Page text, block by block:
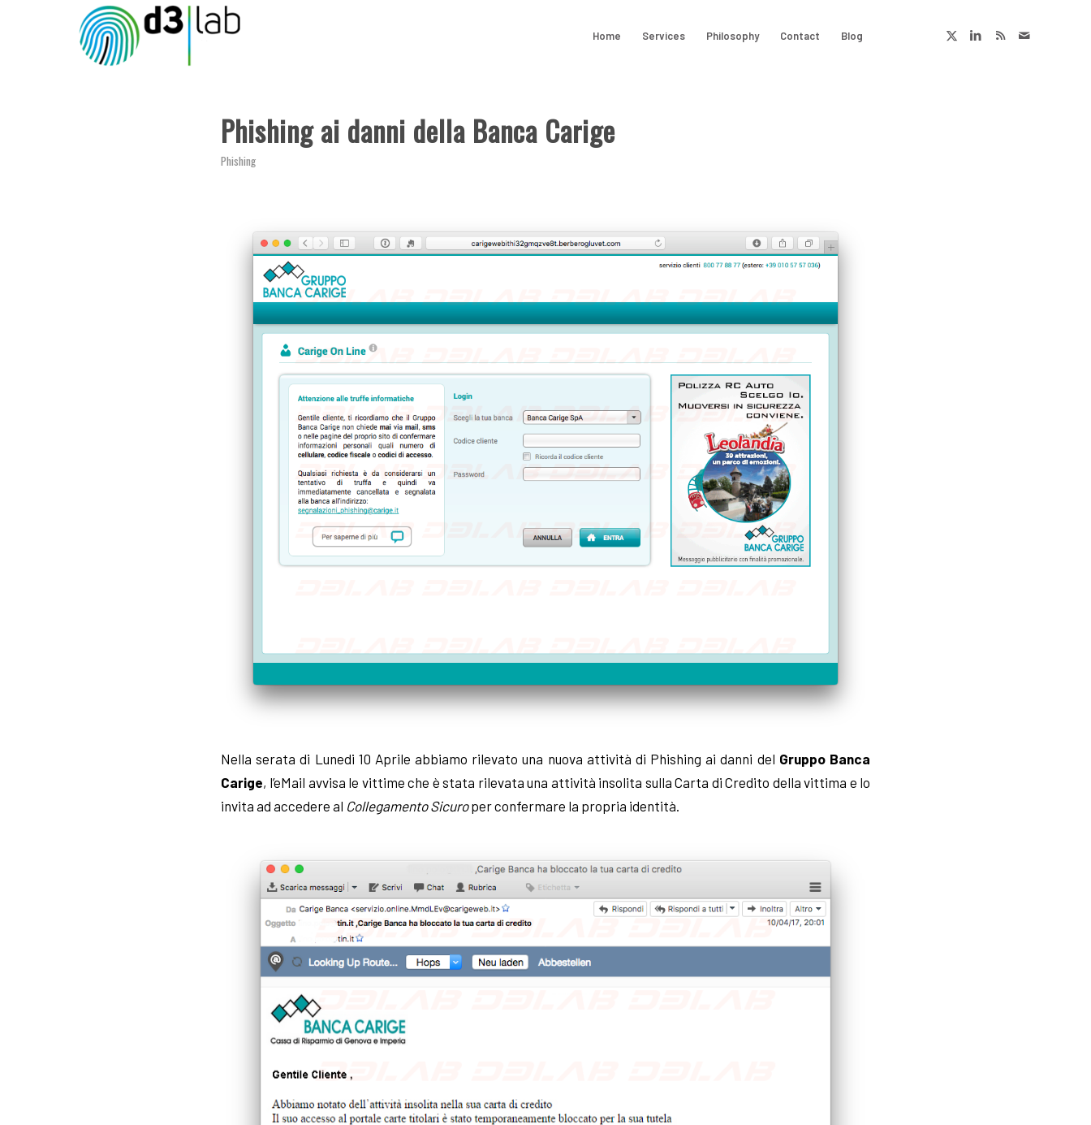
Home Services Philosophy Contact Blog
Phishing ai danni della Banca Carige
Phishing
Nella serata di Lunedi 10 Aprile abbiamo rilevato una nuova attività di Phishing ai danni del Gruppo Banca
Carige, l’eMail avvisa le vittime che è stata rilevata una attività insolita sulla Carta di Credito della vittima e lo
invita ad accedere al Collegamento Sicuroper confermare la propria identità.